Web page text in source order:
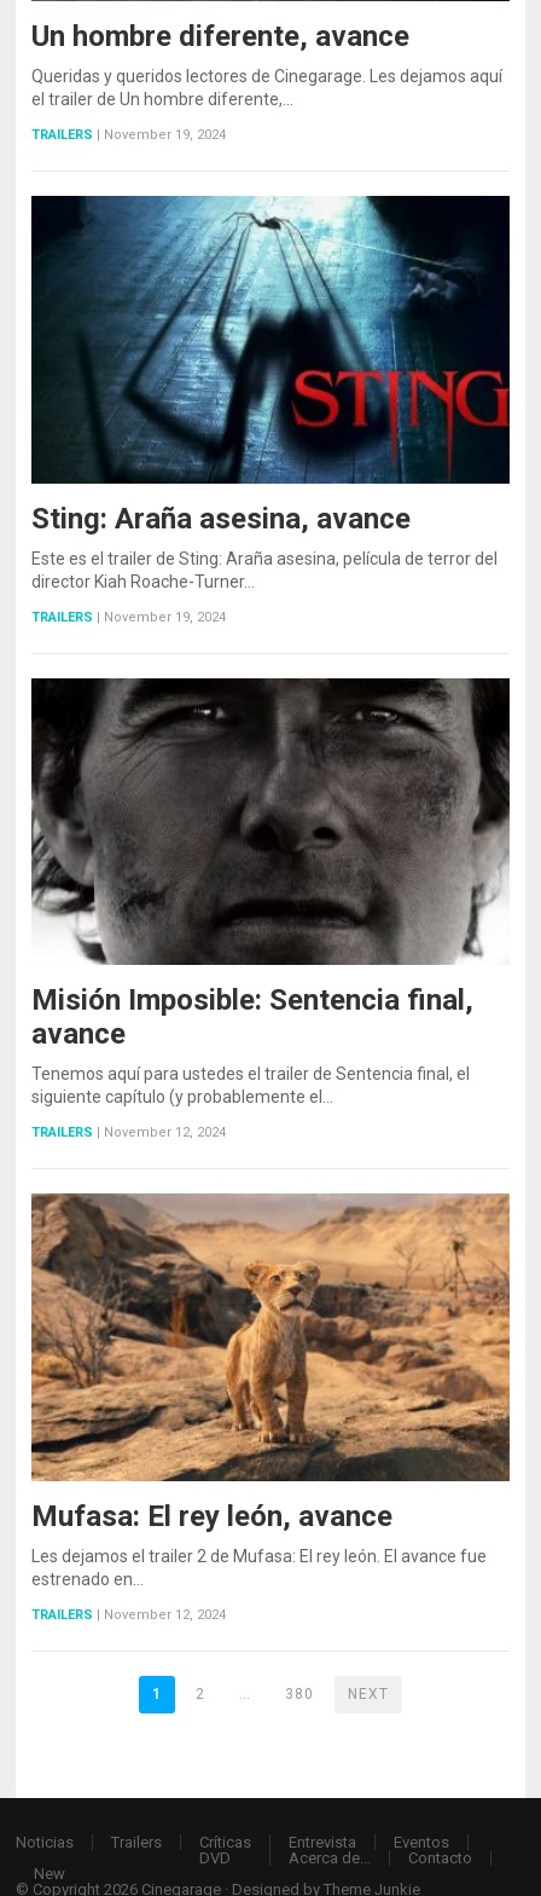
Un hombre diferente, avance
Queridas y queridos lectores de Cinegarage. Les dejamos aquí
el trailer de Un hombre diferente,…
TRAILERS November 19, 2024
Sting: Araña asesina, avance
Este es el trailer de Sting: Araña asesina, película de terror del
director Kiah Roache-Turner…
TRAILERS | November 19, 2024
Misión Imposible: Sentencia final,
avance
Tenemos aquí para ustedes el trailer de Sentencia final, el
siguiente capítulo (y probablemente el…
TRAILERS November 12, 2024
Mufasa: El rey león, avance
Les dejamos el trailer 2 de Mufasa: El rey león. El avance fue
estrenado en…
TRAILERS | November 12, 2024
1 2 … 380 NEXT
Noticias Trailers
Críticas
DVD
Entrevista
Eventos
Acerca de…
Contacto
New
© Copyright 2026 Cinegarage · Designed byTheme Junkie